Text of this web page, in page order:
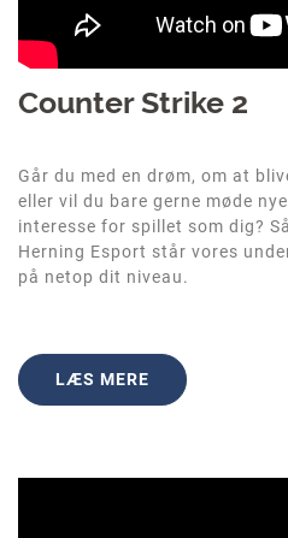
Counter Strike 2
Går du med en drøm, om at
eller vil du bare gerne møde
interesse for spillet som dig?
Herning Esport står vores
på netop dit niveau.
LÆS MERE